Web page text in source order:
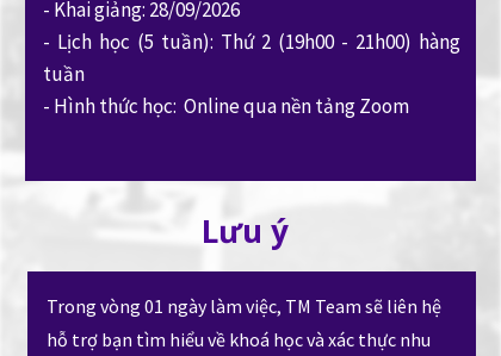
- Khai giảng: 28/09/2026
- Lịch học (5 tuần): Thứ 2 (19h00 - 21h00) hàng
tuần
- Hình thức học: Online qua nền tảng Zoom
Lưu ý
Trong vòng 01 ngày làm việc, TM Team sẽ liên hệ
hỗ trợ bạn tìm hiểu về khoá học và xác thực nhu